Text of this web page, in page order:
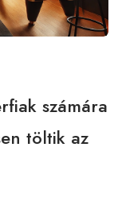
számára
töltik az